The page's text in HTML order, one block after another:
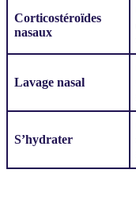
Corticostéroïdes
nasaux
Lavage nasal
S’hydrater